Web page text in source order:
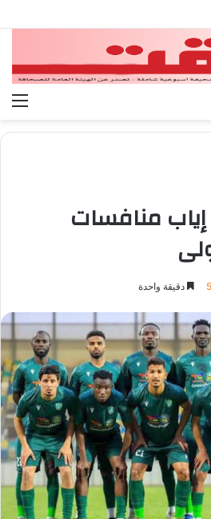
ليبيا
منافسات
دقيقة واحدة